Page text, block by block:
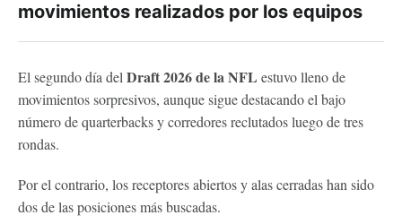
movimientos realizados por los equipos
El segundo día del Draft 2026 de la NFL estuvo lleno de
movimientos sorpresivos, aunque sigue destacando el bajo
número de quarterbacks y corredores reclutados luego de tres
rondas.
Por el contrario, los receptores abiertos y alas cerradas han sido
dos de las posiciones más buscadas.